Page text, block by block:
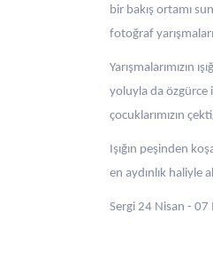
bir bakış ortamı
fotoğraf
Yarışmalarımızın
yoluyla da özgürce
çocuklarımızın
Işığın peşinden
en aydınlık haliyle
Sergi 24 Nisan - 07